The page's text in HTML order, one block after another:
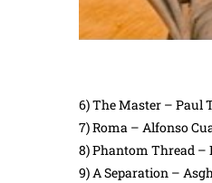
6) The Master – Paul
7) Roma – Alfonso
8) Phantom Thread –
9) A Separation –